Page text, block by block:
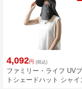
4,092円 (税込)
ファミリー・ライフ UV
トシェードハット シャイ